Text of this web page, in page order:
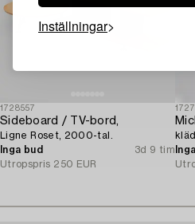
Inställningar
1728557
Sideboard / TV-bord,
Ligne Roset, 2000-tal.
Inga bud
3d 9 tim
Utropspris 250 EUR